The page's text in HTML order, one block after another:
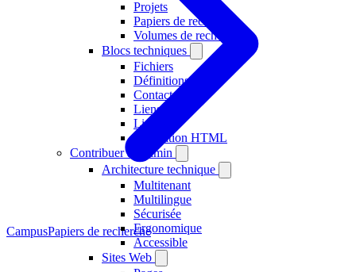
Projets
Papiers de recherche
Volumes de recherche
Blocs techniques
Fichiers
Définitions
Contact
Liens
Licence
Intégration HTML
Contribuer à l'admin
Architecture technique
Multitenant
Multilingue
Sécurisée
Ergonomique
Accessible
Sites Web
CampusPapiers de recherche